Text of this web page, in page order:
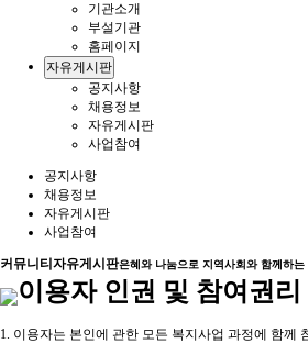
기관소개
부설기관
홈페이지
자유게시판
공지사항
채용정보
자유게시판
사업참여
공지사항
채용정보
자유게시판
사업참여
커뮤니티 자유게시판은혜와 나눔으로 지역사회와 함께하
이용자 인권 및 참여권리
1. 이용자는 본인에 관한 모든 복지사업 과정에 함께